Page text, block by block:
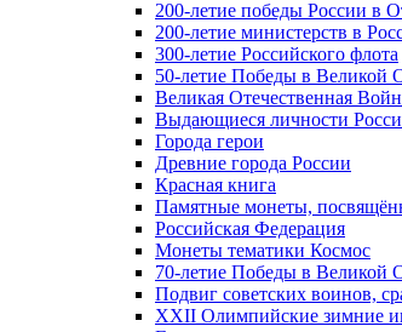
200-летие победы России в
200-летие министерств в
300-летие Российского флота
50-летие Победы в Великой
Великая Отечественная
Выдающиеся личности
Города герои
Древние города России
Красная книга
Памятные монеты,
Российская Федерация
Монеты тематики Космос
70-летие Победы в Великой
Подвиг советских воинов,
XXII Олимпийские зимние